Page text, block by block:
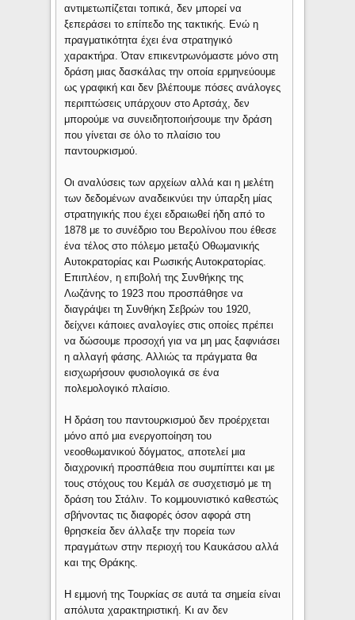
αντιμετωπίζεται τοπικά, δεν μπορεί να
ξεπεράσει το επίπεδο της τακτικής. Ενώ η
πραγματικότητα έχει ένα στρατηγικό
χαρακτήρα. Όταν επικεντρωνόμαστε μόνο στη
δράση μιας δασκάλας την οποία ερμηνεύουμε
ως γραφική και δεν βλέπουμε πόσες ανάλογες
περιπτώσεις υπάρχουν στο Αρτσάχ, δεν
μπορούμε να συνειδητοποιήσουμε την δράση
που γίνεται σε όλο το πλαίσιο του
παντουρκισμού.
Οι αναλύσεις των αρχείων αλλά και η μελέτη
των δεδομένων αναδεικνύει την ύπαρξη μίας
στρατηγικής που έχει εδραιωθεί ήδη από το
1878 με το συνέδριο του Βερολίνου που έθεσε
ένα τέλος στο πόλεμο μεταξύ Οθωμανικής
Αυτοκρατορίας και Ρωσικής Αυτοκρατορίας.
Επιπλέον, η επιβολή της Συνθήκης της
Λωζάνης το 1923 που προσπάθησε να
διαγράψει τη Συνθήκη Σεβρών του 1920,
δείχνει κάποιες αναλογίες στις οποίες πρέπει
να δώσουμε προσοχή για να μη μας ξαφνιάσει
η αλλαγή φάσης. Αλλιώς τα πράγματα θα
εισχωρήσουν φυσιολογικά σε ένα
πολεμολογικό πλαίσιο.
Η δράση του παντουρκισμού δεν προέρχεται
μόνο από μια ενεργοποίηση του
νεοοθωμανικού δόγματος, αποτελεί μια
διαχρονική προσπάθεια που συμπίπτει και με
τους στόχους του Κεμάλ σε συσχετισμό με τη
δράση του Στάλιν. Το κομμουνιστικό καθεστώς
σβήνοντας τις διαφορές όσον αφορά στη
θρησκεία δεν άλλαξε την πορεία των
πραγμάτων στην περιοχή του Καυκάσου αλλά
και της Θράκης.
Η εμμονή της Τουρκίας σε αυτά τα σημεία είναι
απόλυτα χαρακτηριστική. Κι αν δεν